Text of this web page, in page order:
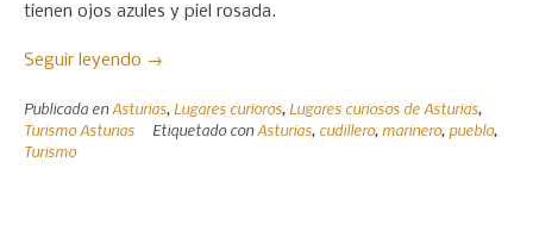
tienen ojos azules y piel rosada.
Seguir leyendo «Cudillero
pueblo
de
→
Publicada en Asturias, Lugares curioros, Lugares curiosos de Asturias,
Turismo Asturias
Etiquetado con Asturias, cudillero, marinero, pueblo,
Turismo